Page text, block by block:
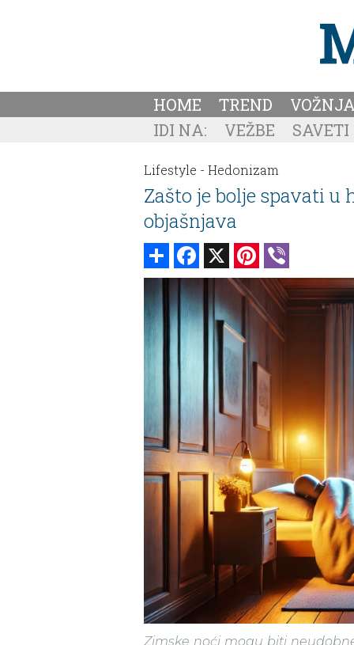
HOME TREND VOŽNJA
IDI NA:
VEŽBE SAVETI
Lifestyle - Hedonizam
Zašto je bolje spavati
objašnjava
Share Facebook Pinterest
Zimske noći mogu biti